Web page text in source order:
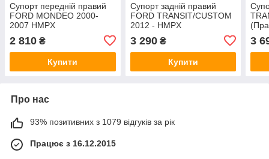
Супорт передній правий
FORD MONDEO 2000-
2007 HMPX
2 810 ₴
Купити
Супорт задній правий
FORD TRANSIT/CUSTOM
2012 - HMPX
3 290₴
Купити
3
Про нас
93% позитивних з 1079 відгуків за рік
Працює з 16.12.2015